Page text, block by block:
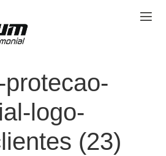
logo-
(23)